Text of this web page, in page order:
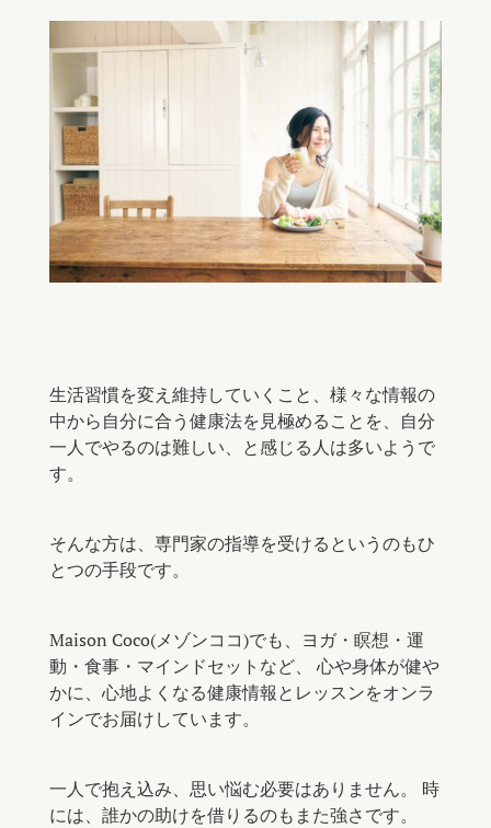
生活習慣を変え維持していくこと、様々な情報の
中から自分に合う健康法を見極めることを、自分
一人でやるのは難しい、と感じる人は多いようで
す。
そんな方は、専門家の指導を受けるというのもひ
とつの手段です。
Maison Coco(メゾンココ)でも、ヨガ・瞑想・運
動・食事・マインドセットなど、 心や身体が健や
かに、心地よくなる健康情報とレッスンをオンラ
インでお届けしています。
一人で抱え込み、思い悩む必要はありません。 時
には、誰かの助けを借りるのもまた強さです。